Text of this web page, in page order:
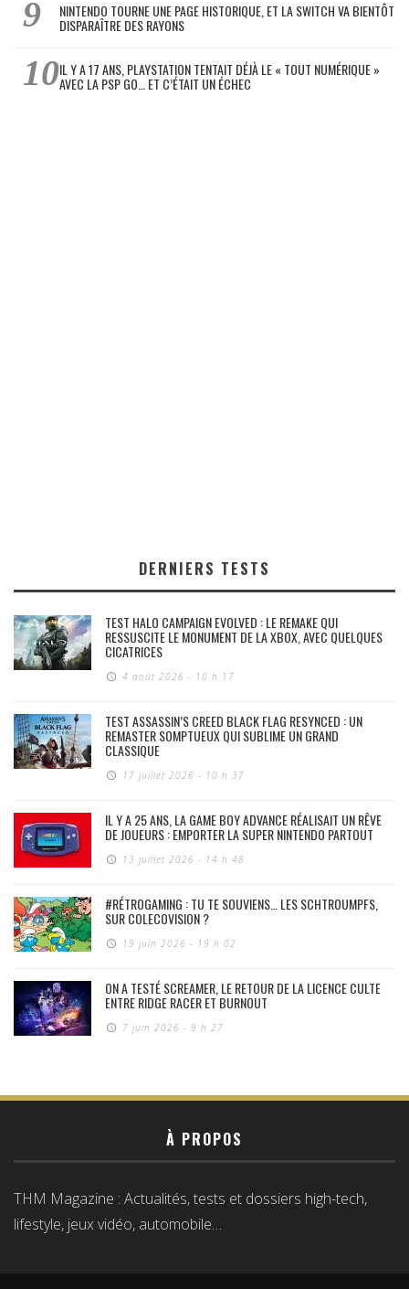
NINTENDO TOURNE UNE PAGE HISTORIQUE, ET LA SWITCH VA BIENTÔT
DISPARAÎTRE DES RAYONS
IL Y A 17 ANS, PLAYSTATION TENTAIT DÉJÀ LE « TOUT NUMÉRIQUE »
AVEC LA PSP GO… ET C’ÉTAIT UN ÉCHEC
DERNIERS TESTS
TEST HALO CAMPAIGN EVOLVED : LE REMAKE QUI
RESSUSCITE LE MONUMENT DE LA XBOX, AVEC QUELQUES
CICATRICES
4 août 2026 - 10 h 17
TEST ASSASSIN’S CREED BLACK FLAG RESYNCED : UN
REMASTER SOMPTUEUX QUI SUBLIME UN GRAND
CLASSIQUE
17 juillet 2026 - 10 h 37
IL Y A 25 ANS, LA GAME BOY ADVANCE RÉALISAIT UN RÊVE
DE JOUEURS : EMPORTER LA SUPER NINTENDO PARTOUT
13 juillet 2026 - 14 h 48
#RÉTROGAMING : TU TE SOUVIENS… LES SCHTROUMPFS,
SUR COLECOVISION ?
19 juin 2026 - 19 h 02
ON A TESTÉ SCREAMER, LE RETOUR DE LA LICENCE CULTE
ENTRE RIDGE RACER ET BURNOUT
7 juin 2026 - 9 h 27
À PROPOS
THM Magazine : Actualités, tests et dossiers high-tech,
lifestyle, jeux vidéo, automobile…